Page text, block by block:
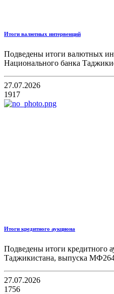
Итоги валютных интервенций
Подведены итоги валютных
Национального банка
27.07.2026
1917
Итоги кредитного аукциона
Подведены итоги кредитного
Таджикистана, выпуска
27.07.2026
1756